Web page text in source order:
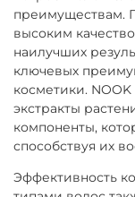
преимуществам.
высоким
наилучших
ключевых
косметики.
экстракты
компоненты,
способствуя их
Эффективность